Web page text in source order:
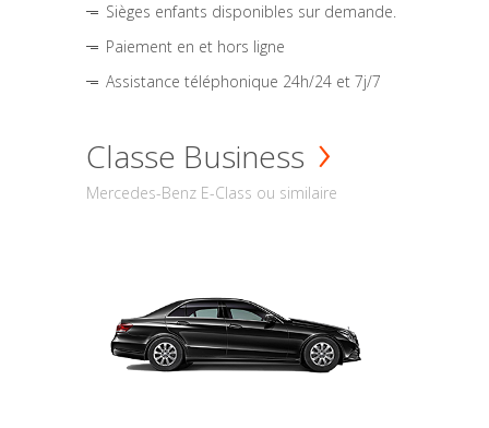
Sièges enfants disponibles sur demande.
Paiement en et hors ligne
Assistance téléphonique 24h/24 et 7j/7
Classe Business
Mercedes-Benz E-Class ou similaire